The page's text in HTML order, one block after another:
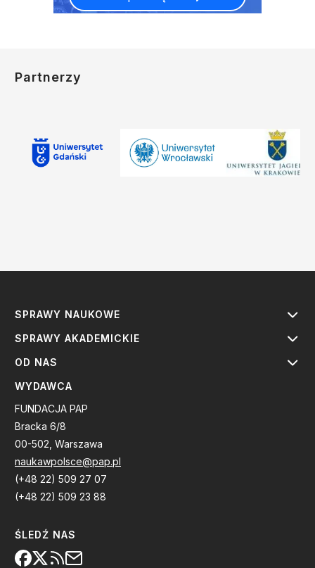
Partnerzy
SPRAWY NAUKOWE
SPRAWY AKADEMICKIE
OD NAS
WYDAWCA
FUNDACJA PAP
Bracka 6/8
00-502, Warszawa
naukawpolsce@pap.pl
(+48 22) 509 27 07
(+48 22) 509 23 88
ŚLEDŹ NAS